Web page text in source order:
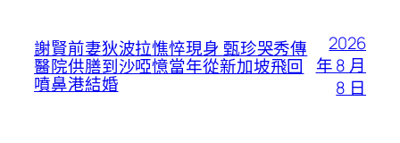
謝賢前妻狄波拉憔悴現身 甄珍哭秀傳
醫院供膳到沙啞憶當年從新加坡飛回
噴鼻港結婚
2026
年 8 月
8 日